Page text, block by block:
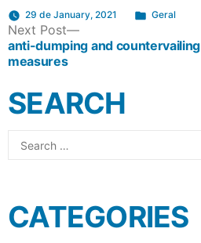
29 de January, 2021
Posted
Geral
POST
NAVIGATION
Next Post
Next
post:
anti-dumping and countervailing
measures
SEARCH
Search
CATEGORIES